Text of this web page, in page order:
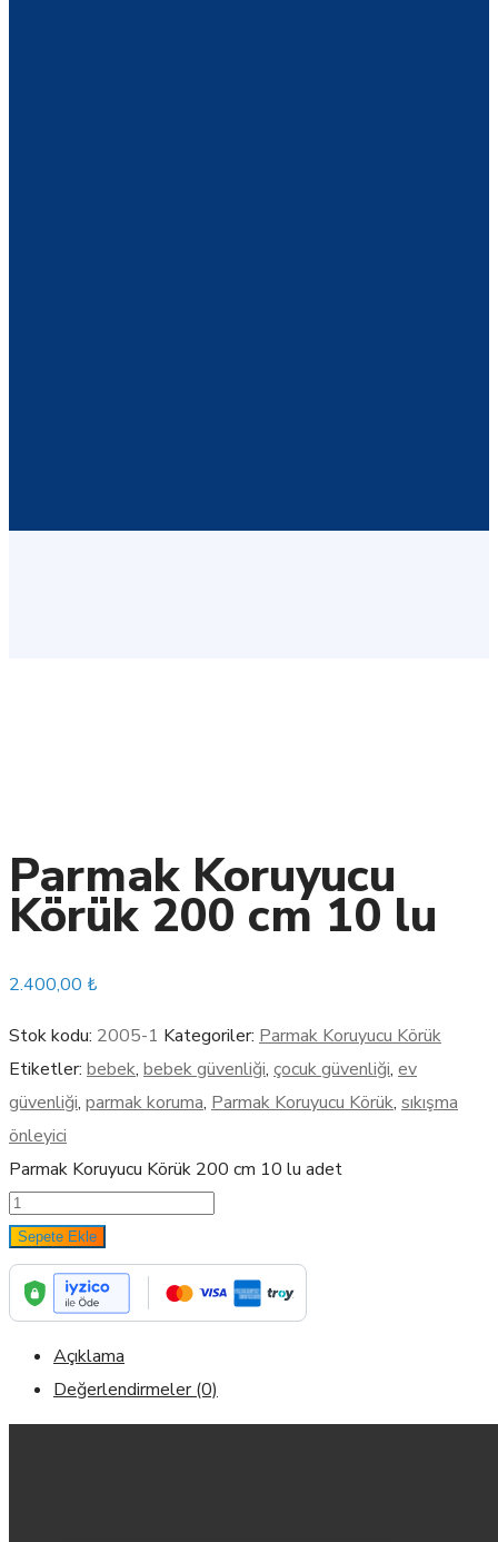
Parmak Koruyucu
Körük 200 cm 10 lu
2.400,00 ₺
Stok kodu: 2005-1 Kategoriler: Parmak Koruyucu Körük
Etiketler: bebek, bebek güvenliği, çocuk güvenliği, ev
güvenliği, parmak koruma, Parmak Koruyucu Körük, sıkışma
önleyici
Parmak Koruyucu Körük 200 cm 10 lu adet
Sepete Ekle
Açıklama
Değerlendirmeler (0)